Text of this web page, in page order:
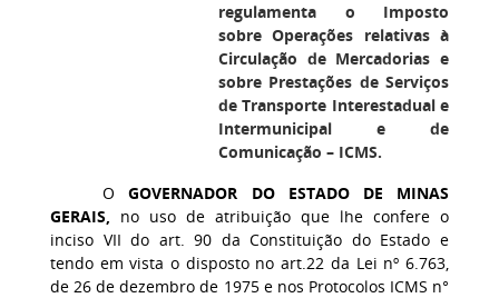
regulamenta o Imposto
sobre Operações relativas à
Circulação de Mercadorias e
sobre Prestações de Serviços
de Transporte Interestadual e
Intermunicipal e de
Comunicação – ICMS.
OGOVERNADOR DO ESTADO DE MINAS
GERAIS, no uso de atribuição que lhe confere o
inciso VII do art. 90 da Constituição do Estado e
tendo em vista o disposto no art.22 da Lei nº 6.763,
de 26 de dezembro de 1975 e nos Protocolos ICMS n°